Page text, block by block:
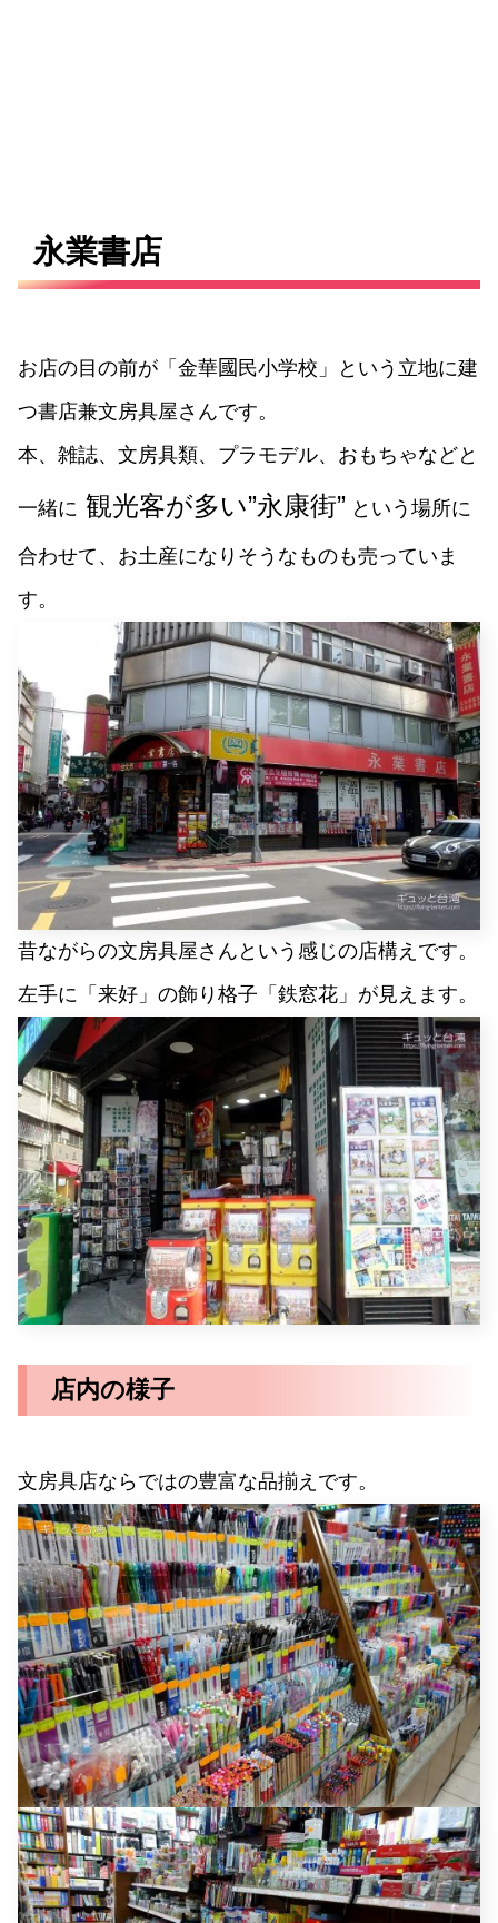
永業書店
お店の目の前が「金華國 民小学校」という立地に建
つ書店兼文房具屋さんです。
本、雑誌、文房具類、プラモデル、おもちゃなどと
一緒に 観光客が多い”永康街” という場所に
合わせて、お土産になりそうなものも売っていま
す。
昔ながらの文房具屋さんという感じの店構えです。
左手に「来好」の飾り格子「鉄窓花」が見えます。
店内の様子
文房具店ならではの豊富な品揃えです。